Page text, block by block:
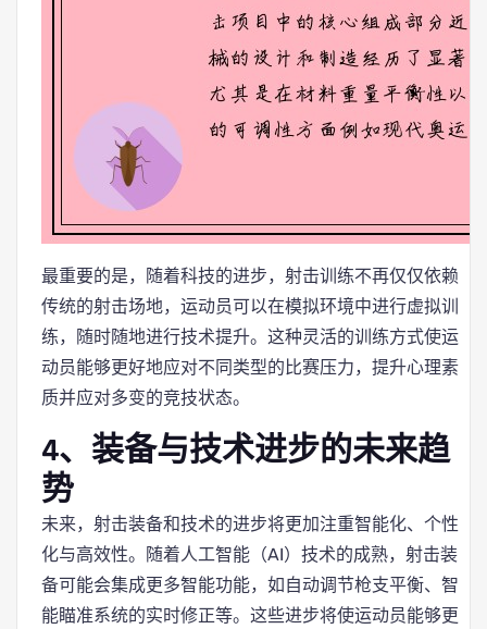
最重要的是，随着科技的进步，射击训练不再仅仅依赖
传统的射击场地，运动员可以在模拟环境中进行虚拟训
练，随时随地进行技术提升。这种灵活的训练方式使运
动员能够更好地应对不同类型的比赛压力，提升心理素
质并应对多变的竞技状态。
4、装备与技术进步的未来趋
势
未来，射击装备和技术的进步将更加注重智能化、个性
化与高效性。随着人工智能（AI）技术的成熟，射击装
备可能会集成更多智能功能，如自动调节枪支平衡、智
能瞄准系统的实时修正等。这些进步将使运动员能够更